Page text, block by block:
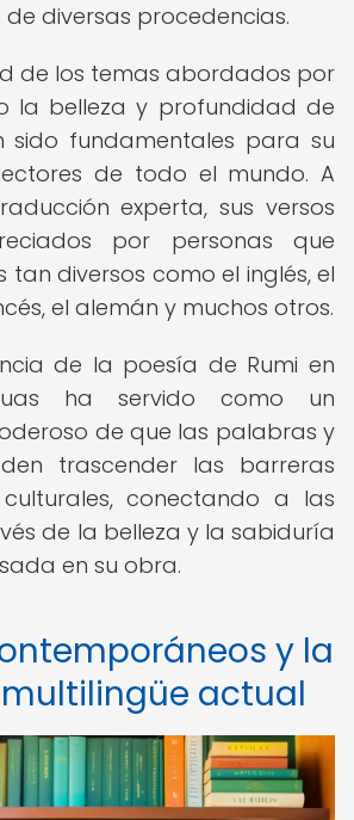
diversas procedencias.
de los temas abordados por
la belleza y profundidad de
sido fundamentales para su
de todo el mundo. A
experta, sus versos
por personas que
tan diversos como el inglés, el
el alemán y muchos otros.
de la poesía de Rumi en
ha servido como un
de que las palabras y
trascender las barreras
conectando a las
de la belleza y la sabiduría
en su obra.
y la
actual